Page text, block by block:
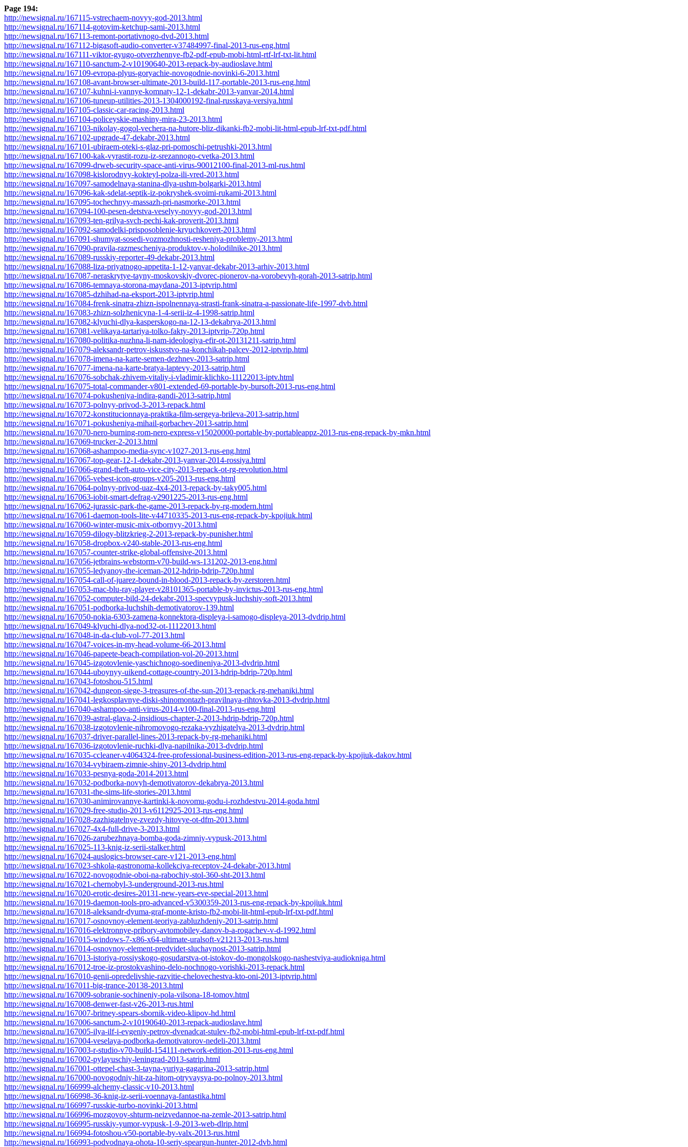
Page 194:
http://newsignal.ru/167115-vstrechaem-novyy-god-2013.html
http://newsignal.ru/167114-gotovim-ketchup-sami-2013.html
http://newsignal.ru/167113-remont-portativnogo-dvd-2013.html
http://newsignal.ru/167112-bigasoft-audio-converter-v37484997-final-2013-rus-eng.html
http://newsignal.ru/167111-viktor-gyugo-otverzhennye-fb2-pdf-epub-mobi-html-rtf-lrf-txt-lit.html
http://newsignal.ru/167110-sanctum-2-v10190640-2013-repack-by-audioslave.html
http://newsignal.ru/167109-evropa-plyus-goryachie-novogodnie-novinki-6-2013.html
http://newsignal.ru/167108-avant-browser-ultimate-2013-build-117-portable-2013-rus-eng.html
http://newsignal.ru/167107-kuhni-i-vannye-komnaty-12-1-dekabr-2013-yanvar-2014.html
http://newsignal.ru/167106-tuneup-utilities-2013-1304000192-final-russkaya-versiya.html
http://newsignal.ru/167105-classic-car-racing-2013.html
http://newsignal.ru/167104-policeyskie-mashiny-mira-23-2013.html
http://newsignal.ru/167103-nikolay-gogol-vechera-na-hutore-bliz-dikanki-fb2-mobi-lit-html-epub-lrf-txt-pdf.html
http://newsignal.ru/167102-upgrade-47-dekabr-2013.html
http://newsignal.ru/167101-ubiraem-oteki-s-glaz-pri-pomoschi-petrushki-2013.html
http://newsignal.ru/167100-kak-vyrastit-rozu-iz-srezannogo-cvetka-2013.html
http://newsignal.ru/167099-drweb-security-space-anti-virus-90012100-final-2013-ml-rus.html
http://newsignal.ru/167098-kislorodnyy-kokteyl-polza-ili-vred-2013.html
http://newsignal.ru/167097-samodelnaya-stanina-dlya-ushm-bolgarki-2013.html
http://newsignal.ru/167096-kak-sdelat-septik-iz-pokryshek-svoimi-rukami-2013.html
http://newsignal.ru/167095-tochechnyy-massazh-pri-nasmorke-2013.html
http://newsignal.ru/167094-100-pesen-detstva-veselyy-novyy-god-2013.html
http://newsignal.ru/167093-ten-grilya-svch-pechi-kak-proverit-2013.html
http://newsignal.ru/167092-samodelki-prisposoblenie-kryuchkovert-2013.html
http://newsignal.ru/167091-shumyat-sosedi-vozmozhnosti-resheniya-problemy-2013.html
http://newsignal.ru/167090-pravila-razmescheniya-produktov-v-holodilnike-2013.html
http://newsignal.ru/167089-russkiy-reporter-49-dekabr-2013.html
http://newsignal.ru/167088-liza-priyatnogo-appetita-1-12-yanvar-dekabr-2013-arhiv-2013.html
http://newsignal.ru/167087-neraskrytye-tayny-moskovskiy-dvorec-pionerov-na-vorobevyh-gorah-2013-satrip.html
http://newsignal.ru/167086-temnaya-storona-maydana-2013-iptvrip.html
http://newsignal.ru/167085-dzhihad-na-eksport-2013-iptvrip.html
http://newsignal.ru/167084-frenk-sinatra-zhizn-ispolnennaya-strasti-frank-sinatra-a-passionate-life-1997-dvb.html
http://newsignal.ru/167083-zhizn-solzhenicyna-1-4-serii-iz-4-1998-satrip.html
http://newsignal.ru/167082-klyuchi-dlya-kasperskogo-na-12-13-dekabrya-2013.html
http://newsignal.ru/167081-velikaya-tartariya-tolko-fakty-2013-iptvrip-720p.html
http://newsignal.ru/167080-politika-nuzhna-li-nam-ideologiya-efir-ot-20131211-satrip.html
http://newsignal.ru/167079-aleksandr-petrov-iskusstvo-na-konchikah-palcev-2012-iptvrip.html
http://newsignal.ru/167078-imena-na-karte-semen-dezhnev-2013-satrip.html
http://newsignal.ru/167077-imena-na-karte-bratya-laptevy-2013-satrip.html
http://newsignal.ru/167076-sobchak-zhivem-vitaliy-i-vladimir-klichko-11122013-iptv.html
http://newsignal.ru/167075-total-commander-v801-extended-69-portable-by-bursoft-2013-rus-eng.html
http://newsignal.ru/167074-pokusheniya-indira-gandi-2013-satrip.html
http://newsignal.ru/167073-polnyy-privod-3-2013-repack.html
http://newsignal.ru/167072-konstitucionnaya-praktika-film-sergeya-brileva-2013-satrip.html
http://newsignal.ru/167071-pokusheniya-mihail-gorbachev-2013-satrip.html
http://newsignal.ru/167070-nero-burning-rom-nero-express-v15020000-portable-by-portableappz-2013-rus-eng-repack-by-mkn.html
http://newsignal.ru/167069-trucker-2-2013.html
http://newsignal.ru/167068-ashampoo-media-sync-v1027-2013-rus-eng.html
http://newsignal.ru/167067-top-gear-12-1-dekabr-2013-yanvar-2014-rossiya.html
http://newsignal.ru/167066-grand-theft-auto-vice-city-2013-repack-ot-rg-revolution.html
http://newsignal.ru/167065-vebest-icon-groups-v205-2013-rus-eng.html
http://newsignal.ru/167064-polnyy-privod-uaz-4x4-2013-repack-by-taky005.html
http://newsignal.ru/167063-iobit-smart-defrag-v2901225-2013-rus-eng.html
http://newsignal.ru/167062-jurassic-park-the-game-2013-repack-by-rg-modern.html
http://newsignal.ru/167061-daemon-tools-lite-v44710335-2013-rus-eng-repack-by-kpojiuk.html
http://newsignal.ru/167060-winter-music-mix-otbornyy-2013.html
http://newsignal.ru/167059-dilogy-blitzkrieg-2-2013-repack-by-punisher.html
http://newsignal.ru/167058-dropbox-v240-stable-2013-rus-eng.html
http://newsignal.ru/167057-counter-strike-global-offensive-2013.html
http://newsignal.ru/167056-jetbrains-webstorm-v70-build-ws-131202-2013-eng.html
http://newsignal.ru/167055-ledyanoy-the-iceman-2012-hdrip-bdrip-720p.html
http://newsignal.ru/167054-call-of-juarez-bound-in-blood-2013-repack-by-zerstoren.html
http://newsignal.ru/167053-mac-blu-ray-player-v28101365-portable-by-invictus-2013-rus-eng.html
http://newsignal.ru/167052-computer-bild-24-dekabr-2013-specvypusk-luchshiy-soft-2013.html
http://newsignal.ru/167051-podborka-luchshih-demotivatorov-139.html
http://newsignal.ru/167050-nokia-6303-zamena-konnektora-displeya-i-samogo-displeya-2013-dvdrip.html
http://newsignal.ru/167049-klyuchi-dlya-nod32-ot-11122013.html
http://newsignal.ru/167048-in-da-club-vol-77-2013.html
http://newsignal.ru/167047-voices-in-my-head-volume-66-2013.html
http://newsignal.ru/167046-papeete-beach-compilation-vol-20-2013.html
http://newsignal.ru/167045-izgotovlenie-yaschichnogo-soedineniya-2013-dvdrip.html
http://newsignal.ru/167044-uboynyy-uikend-cottage-country-2013-hdrip-bdrip-720p.html
http://newsignal.ru/167043-fotoshou-515.html
http://newsignal.ru/167042-dungeon-siege-3-treasures-of-the-sun-2013-repack-rg-mehaniki.html
http://newsignal.ru/167041-legkosplavnye-diski-shinomontazh-pravilnaya-rihtovka-2013-dvdrip.html
http://newsignal.ru/167040-ashampoo-anti-virus-2014-v100-final-2013-rus-eng.html
http://newsignal.ru/167039-astral-glava-2-insidious-chapter-2-2013-hdrip-bdrip-720p.html
http://newsignal.ru/167038-izgotovlenie-nihromovogo-rezaka-vyzhigatelya-2013-dvdrip.html
http://newsignal.ru/167037-driver-parallel-lines-2013-repack-by-rg-mehaniki.html
http://newsignal.ru/167036-izgotovlenie-ruchki-dlya-napilnika-2013-dvdrip.html
http://newsignal.ru/167035-ccleaner-v4064324-free-professional-business-edition-2013-rus-eng-repack-by-kpojiuk-dakov.html
http://newsignal.ru/167034-vybiraem-zimnie-shiny-2013-dvdrip.html
http://newsignal.ru/167033-pesnya-goda-2014-2013.html
http://newsignal.ru/167032-podborka-novyh-demotivatorov-dekabrya-2013.html
http://newsignal.ru/167031-the-sims-life-stories-2013.html
http://newsignal.ru/167030-animirovannye-kartinki-k-novomu-godu-i-rozhdestvu-2014-goda.html
http://newsignal.ru/167029-free-studio-2013-v6112925-2013-rus-eng.html
http://newsignal.ru/167028-zazhigatelnye-zvezdy-hitovye-ot-dfm-2013.html
http://newsignal.ru/167027-4x4-full-drive-3-2013.html
http://newsignal.ru/167026-zarubezhnaya-bomba-goda-zimniy-vypusk-2013.html
http://newsignal.ru/167025-113-knig-iz-serii-stalker.html
http://newsignal.ru/167024-auslogics-browser-care-v121-2013-eng.html
http://newsignal.ru/167023-shkola-gastronoma-kollekciya-receptov-24-dekabr-2013.html
http://newsignal.ru/167022-novogodnie-oboi-na-rabochiy-stol-360-sht-2013.html
http://newsignal.ru/167021-chernobyl-3-underground-2013-rus.html
http://newsignal.ru/167020-erotic-desires-20131-new-years-eve-special-2013.html
http://newsignal.ru/167019-daemon-tools-pro-advanced-v5300359-2013-rus-eng-repack-by-kpojiuk.html
http://newsignal.ru/167018-aleksandr-dyuma-graf-monte-kristo-fb2-mobi-lit-html-epub-lrf-txt-pdf.html
http://newsignal.ru/167017-osnovnoy-element-teoriya-zabluzhdeniy-2013-satrip.html
http://newsignal.ru/167016-elektronnye-pribory-avtomobiley-danov-b-a-rogachev-v-d-1992.html
http://newsignal.ru/167015-windows-7-x86-x64-ultimate-uralsoft-v21213-2013-rus.html
http://newsignal.ru/167014-osnovnoy-element-predvidet-sluchaynost-2013-satrip.html
http://newsignal.ru/167013-istoriya-rossiyskogo-gosudarstva-ot-istokov-do-mongolskogo-nashestviya-audiokniga.html
http://newsignal.ru/167012-troe-iz-prostokvashino-delo-nochnogo-vorishki-2013-repack.html
http://newsignal.ru/167010-genii-opredelivshie-razvitie-chelovechestva-kto-oni-2013-iptvrip.html
http://newsignal.ru/167011-big-trance-20138-2013.html
http://newsignal.ru/167009-sobranie-sochineniy-pola-vilsona-18-tomov.html
http://newsignal.ru/167008-denwer-fast-v26-2013-rus.html
http://newsignal.ru/167007-britney-spears-sbornik-video-klipov-hd.html
http://newsignal.ru/167006-sanctum-2-v10190640-2013-repack-audioslave.html
http://newsignal.ru/167005-ilya-ilf-i-evgeniy-petrov-dvenadcat-stulev-fb2-mobi-html-epub-lrf-txt-pdf.html
http://newsignal.ru/167004-veselaya-podborka-demotivatorov-nedeli-2013.html
http://newsignal.ru/167003-r-studio-v70-build-154111-network-edition-2013-rus-eng.html
http://newsignal.ru/167002-pylayuschiy-leningrad-2013-satrip.html
http://newsignal.ru/167001-ottepel-chast-3-tayna-yuriya-gagarina-2013-satrip.html
http://newsignal.ru/167000-novogodniy-hit-za-hitom-otryvaysya-po-polnoy-2013.html
http://newsignal.ru/166999-alchemy-classic-v10-2013.html
http://newsignal.ru/166998-36-knig-iz-serii-voennaya-fantastika.html
http://newsignal.ru/166997-russkie-turbo-novinki-2013.html
http://newsignal.ru/166996-mozgovoy-shturm-neizvedannoe-na-zemle-2013-satrip.html
http://newsignal.ru/166995-russkiy-yumor-vypusk-1-9-2013-web-dlrip.html
http://newsignal.ru/166994-fotoshou-v50-portable-by-valx-2013-rus.html
http://newsignal.ru/166993-podvodnaya-ohota-10-seriy-speargun-hunter-2012-dvb.html